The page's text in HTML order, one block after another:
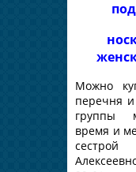
Можно
перечня
группы
время и
сестрой